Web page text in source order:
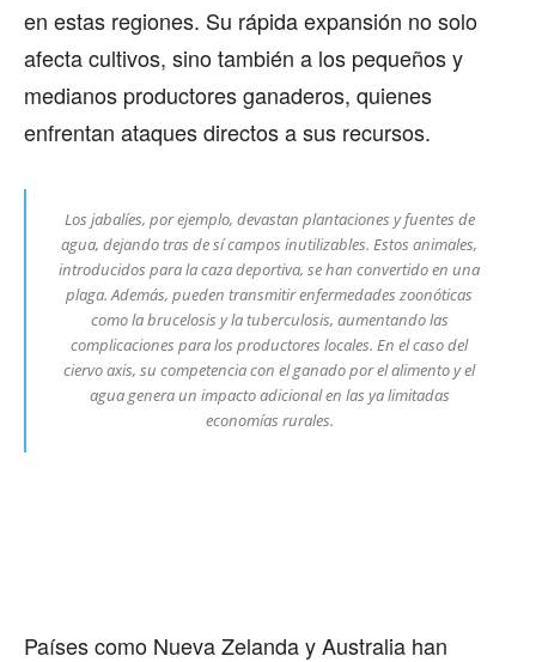
en estas regiones. Su rápida expansión no solo
afecta cultivos, sino también a los pequeños y
medianos productores ganaderos, quienes
enfrentan ataques directos a sus recursos.
Los jabalíes, por ejemplo, devastan plantaciones y fuentes de
agua, dejando tras de sí campos inutilizables. Estos animales,
introducidos para la caza deportiva, se han convertido en una
plaga. Además, pueden transmitir enfermedades zoonóticas
como la brucelosis y la tuberculosis, aumentando las
complicaciones para los productores locales. En el caso del
ciervo axis, su competencia con el ganado por el alimento y el
agua genera un impacto adicional en las ya limitadas
economías rurales.
Países como Nueva Zelanda y Australia han